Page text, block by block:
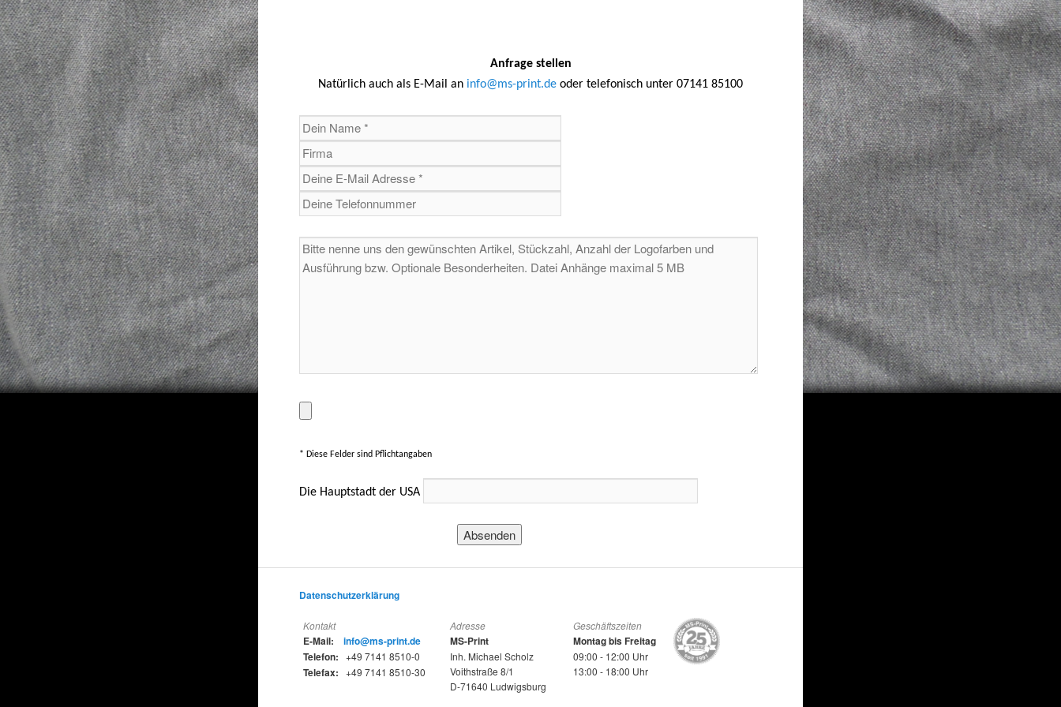
Anfrage stellen
Natürlich auch als E-Mail an info@ms-print.de oder telefonisch unter 07141 85100
* Diese Felder sind Pflichtangaben
Die Hauptstadt der USA
Datenschutzerklärung
Kontakt
E-Mail:
info@ms-print.de
Telefon: +49 7141 8510-0
Telefax: +49 7141 8510-30
Adresse
MS-Print
Inh. Michael Scholz
Voithstraße 8/1
D-71640 Ludwigsburg
Geschäftszeiten
Montag bis Freitag
09:00 - 12:00 Uhr
13:00 - 18:00 Uhr